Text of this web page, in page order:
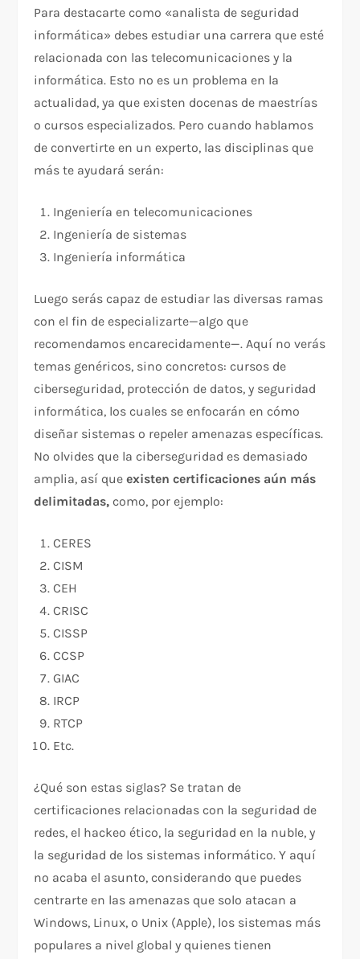
Para destacarte como «analista de seguridad
informática» debes estudiar una carrera que esté
relacionada con las telecomunicaciones y la
informática. Esto no es un problema en la
actualidad, ya que existen docenas de maestrías
o cursos especializados. Pero cuando hablamos
de convertirte en un experto, las disciplinas que
más te ayudará serán:
Ingeniería en telecomunicaciones
Ingeniería de sistemas
Ingeniería informática
Luego serás capaz de estudiar las diversas ramas
con el fin de especializarte—algo que
recomendamos encarecidamente—. Aquí no verás
temas genéricos, sino concretos: cursos de
ciberseguridad, protección de datos, y seguridad
informática, los cuales se enfocarán en cómo
diseñar sistemas o repeler amenazas específicas.
No olvides que la ciberseguridad es demasiado
amplia, así queexisten certificaciones aún más
delimitadas, como, por ejemplo:
CERES
CISM
CEH
CRISC
CISSP
CCSP
GIAC
IRCP
RTCP
Etc.
¿Qué son estas siglas? Se tratan de
certificaciones relacionadas con la seguridad de
redes, el hackeo ético, la seguridad en la nuble, y
la seguridad de los sistemas informático. Y aquí
no acaba el asunto, considerando que puedes
centrarte en las amenazas que solo atacan a
Windows, Linux, o Unix (Apple), los sistemas más
populares a nivel global y quienes tienen